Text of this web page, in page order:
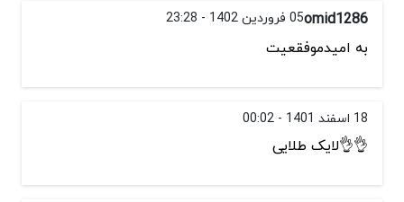
omid128605 فروردین 1402 - 23:28
به امیدموفقعیت
18 اسفند 1401 - 00:02
👌👌لایک طلایی